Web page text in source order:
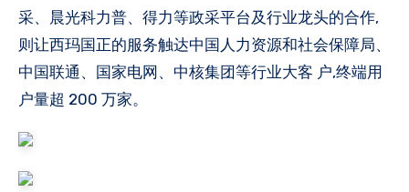
采、晨光科力普、得力等政采平台及行业龙头的合作,
则让西玛国正的服务触达中国人力资源和社会保障局、
中国联通、国家电网、中核集团等行业大客 户,终端用
户量超 200 万家。